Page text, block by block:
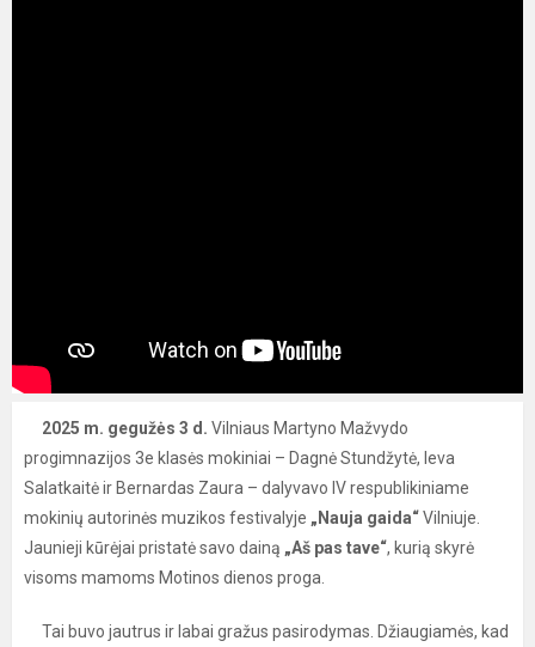
2025 m. gegužės 3 d. Vilniaus Martyno Mažvydo
progimnazijos 3e klasės mokiniai – Dagnė Stundžytė, Ieva
Salatkaitė ir Bernardas Zaura – dalyvavo IV respublikiniame
mokinių autorinės muzikos festivalyje „Nauja gaida“Vilniuje.
Jaunieji kūrėjai pristatė savo dainą „Aš pas tave“, kurią skyrė
visoms mamoms Motinos dienos proga.
Tai buvo jautrus ir labai gražus pasirodymas. Džiaugiamės, kad